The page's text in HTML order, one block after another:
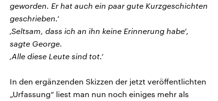
geworden. Er hat auch ein paar gute Kurzgeschichten
geschrieben.‘
‚Seltsam, dass ich an ihn keine Erinnerung habe‘,
sagte George.
‚Alle diese Leute sind tot.‘
In den ergänzenden Skizzen der jetzt veröffentlichten
„Urfassung“ liest man nun noch einiges mehr als